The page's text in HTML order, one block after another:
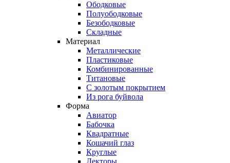
Ободковые
Полуободковые
Безободковые
Складные
Материал
Металлические
Пластиковые
Комбинированные
Титановые
С золотым покрытием
Из рога буйвола
Форма
Авиатор
Бабочка
Квадратные
Кошачий глаз
Круглые
Лекторы